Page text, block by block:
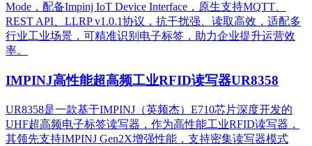
Mode，配备Impinj IoT Device Interface，原生支持MQTT、
REST API、LLRP v1.0.1协议，抗干扰强、读取高效，适配多
行业工业场景，可精准识别电子标签，助力企业提升运营效
率。
IMPINJ高性能超高频工业RFID读写器UR8358
UR8358是一款基于IMPINJ（英频杰）E710芯片深度开发的
UHF超高频电子标签读写器，作为高性能工业RFID读写器，
其领先支持IMPINJ Gen2X增强性能，支持密集读写器模式